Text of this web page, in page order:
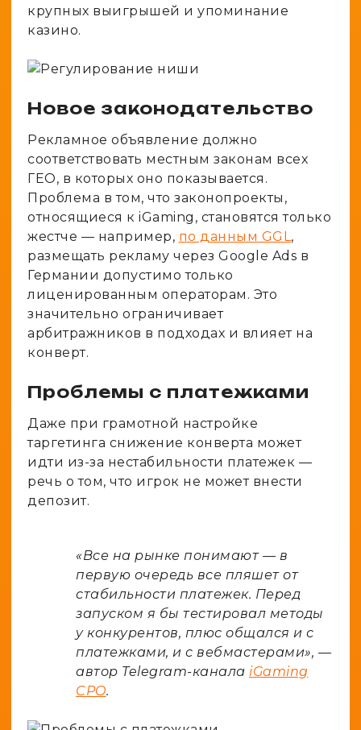
крупных выигрышей и упоминание
казино.
Новое законодательство
Рекламное объявление должно
соответствовать местным законам всех
ГЕО, в которых оно показывается.
Проблема в том, что законопроекты,
относящиеся к iGaming, становятся только
жестче — например, по данным GGL,
размещать рекламу через Google Ads в
Германии допустимо только
лиценированным операторам. Это
значительно ограничивает
арбитражников в подходах и влияет на
конверт.
Проблемы с платежками
Даже при грамотной настройке
таргетинга снижение конверта может
идти из-за нестабильности платежек —
речь о том, что игрок не может внести
депозит.
«Все на рынке понимают — в
первую очередь все пляшет от
стабильности платежек. Перед
запуском я бы тестировал методы
у конкурентов, плюс общался и с
платежками, и с вебмастерами», —
автор Telegram-канала iGaming
CPO.